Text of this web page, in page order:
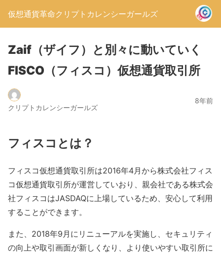
仮想通貨革命クリプトカレンシーガールズ
Zaif（ザイフ）と別々に動いていく
FISCO（フィスコ）仮想通貨取引所
クリプトカレンシーガールズ
8年前
フィスコとは？
フィスコ仮想通貨取引所は2016年4月から株式会社フィス
コ仮想通貨取引所が運営していおり、親会社である株式会
社フィスコはJASDAQに上場しているため、安心して利用
することができます。
また、2018年9月にリニューアルを実施し、セキュリティ
の向上や取引画面が新しくなり、より使いやすい取引所に